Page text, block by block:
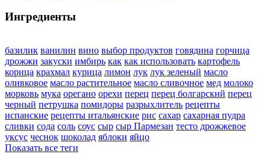
Ингредиенты
базилик ванилин вино выбор продуктов говядина горчица
дрожжи закуски имбирь как как использовать картофель
корица крахмал курица лимон лук лук зеленый масло
оливковое масло растительное масло сливочное мед молоко
морковь мука орегано орехи перец перец болгарский перец
черный петрушка помидоры разрыхлитель рецепты
испанские рецепты итальянские рис сахар сахарная пудра
сливки сода соль соус сыр сыр Пармезан тесто дрожжевое
уксус чеснок шоколад яблоки яйцо
Показать все теги